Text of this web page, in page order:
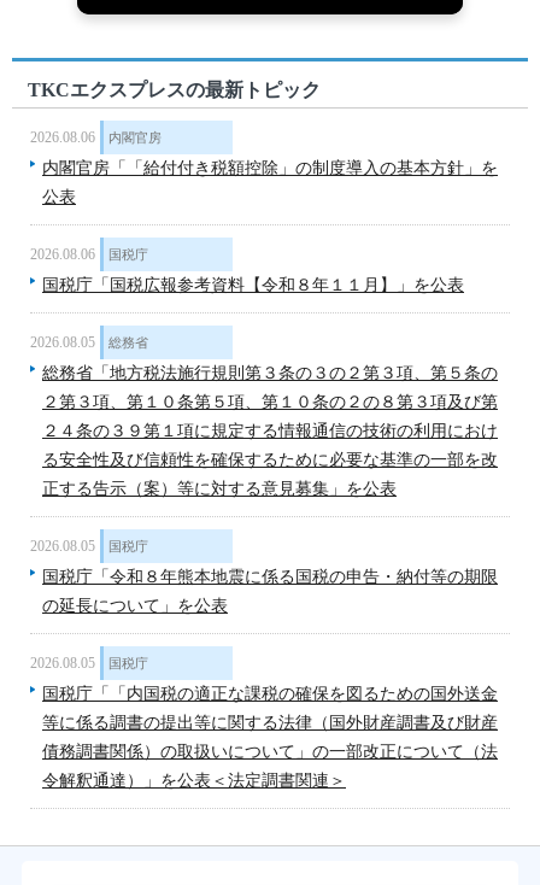
TKCエクスプレスの最新トピック
2026.08.06 内閣官房
内閣官房「「給付付き税額控除」の制度導入の基本方針」を
公表
2026.08.06 国税庁
国税庁「国税広報参考資料【令和８年１１月】」を公表
2026.08.05 総務省
総務省「地方税法施行規則第３条の３の２第３項、第５条の
２第３項、第１０条第５項、第１０条の２の８第３項及び第
２４条の３９第１項に規定する情報通信の技術の利用におけ
る安全性及び信頼性を確保するために必要な基準の一部を改
正する告示（案）等に対する意見募集」を公表
2026.08.05 国税庁
国税庁「令和８年熊本地震に係る国税の申告・納付等の期限
の延長について」を公表
2026.08.05 国税庁
国税庁「「内国税の適正な課税の確保を図るための国外送金
等に係る調書の提出等に関する法律（国外財産調書及び財産
債務調書関係）の取扱いについて」の一部改正について（法
令解釈通達）」を公表＜法定調書関連＞